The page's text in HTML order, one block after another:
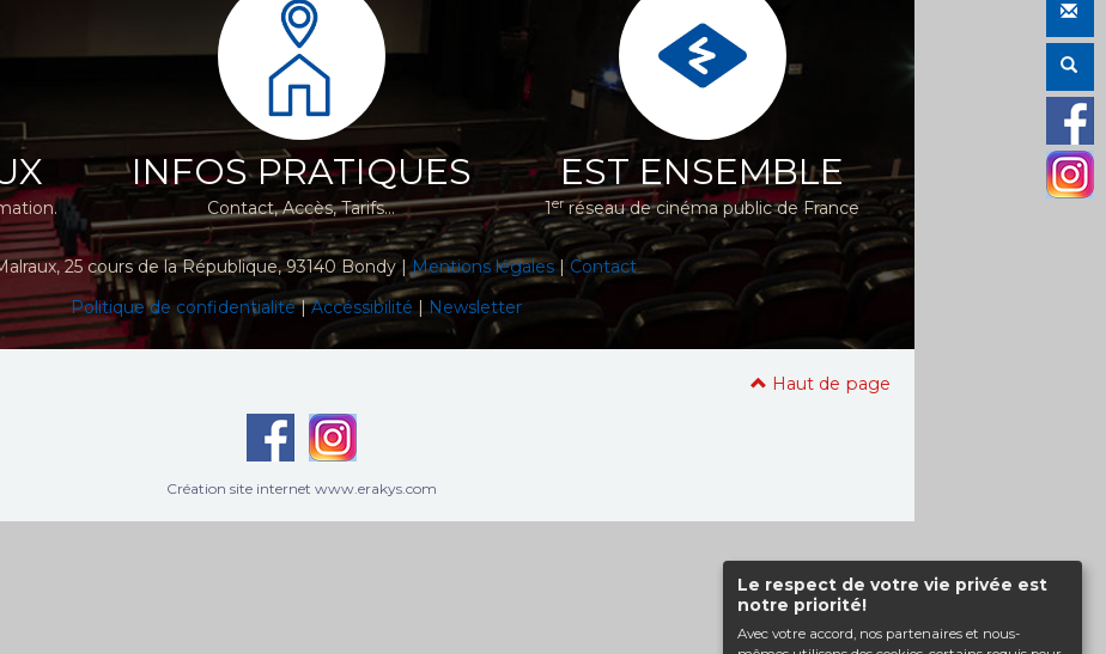
Le respect de votre vie privée est
notre priorité!
Avec votre accord, nos partenaires et nous-
INFOS PRATIQUES
Contact, Accès, Tarifs...
EST ENSEMBLE
1erréseau de cinéma public de France
, 25 cours de la République, 93140 Bondy |Mentions légales| Contact
Politique de confidentialité|Accéssibilité | Newsletter
Haut de page
Création site internet www.erakys.com